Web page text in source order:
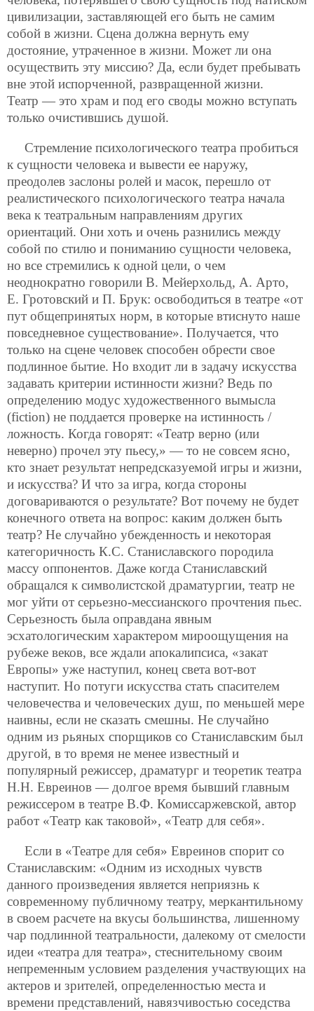
цивилизации, заставляющей его быть не самим
собой в жизни. Сцена должна вернуть ему
достояние, утраченное в жизни. Может ли она
осуществить эту миссию? Да, если будет пребывать
вне этой испорченной, развращенной жизни.
Театр — это храм и под его своды можно вступать
только очистившись душой.
Стремление психологического театра пробиться
к сущности человека и вывести ее наружу,
преодолев заслоны ролей и масок, перешло от
реалистического психологического театра начала
века к театральным направлениям других
ориентаций. Они хоть и очень разнились между
собой по стилю и пониманию сущности человека,
но все стремились к одной цели, о чем
неоднократно говорили В. Мейерхольд, А. Арто,
Е. Гротовский и П. Брук: освободиться в театре «от
пут общепринятых норм, в которые втиснуто наше
повседневное существование». Получается, что
только на сцене человек способен обрести свое
подлинное бытие. Но входит ли в задачу искусства
задавать критерии истинности жизни? Ведь по
определению модус художественного вымысла
(fiction) не поддается проверке на истинность /
ложность. Когда говорят: «Театр верно (или
неверно) прочел эту пьесу,» — то не совсем ясно,
кто знает результат непредсказуемой игры и жизни,
и искусства? И что за игра, когда стороны
договариваются о результате? Вот почему не будет
конечного ответа на вопрос: каким должен быть
театр? Не случайно убежденность и некоторая
категоричность К.С. Станиславского породила
массу оппонентов. Даже когда Станиславский
обращался к символистской драматургии, театр не
мог уйти от серьезно-мессианского прочтения пьес.
Серьезность была оправдана явным
эсхатологическим характером мироощущения на
рубеже веков, все ждали апокалипсиса, «закат
Европы» уже наступил, конец света вот-вот
наступит. Но потуги искусства стать спасителем
человечества и человеческих душ, по меньшей мере
наивны, если не сказать смешны. Не случайно
одним из рьяных спорщиков со Станиславским был
другой, в то время не менее известный и
популярный режиссер, драматург и теоретик театра
Н.Н. Евреинов — долгое время бывший главным
режиссером в театре В.Ф. Комиссаржевской, автор
работ «Театр как таковой», «Театр для себя».
Если в «Театре для себя» Евреинов спорит со
Станиславским: «Одним из исходных чувств
данного произведения является неприязнь к
современному публичному театру, меркантильному
в своем расчете на вкусы большинства, лишенному
чар подлинной театральности, далекому от смелости
идеи «театра для театра», стеснительному своим
непременным условием разделения участвующих на
актеров и зрителей, определенностью места и
времени представлений, навязчивостью соседства